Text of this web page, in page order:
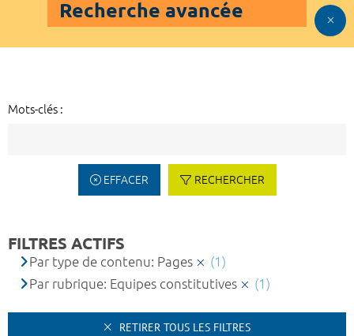
Recherche avancée
Mots-clés :
EFFACER RECHERCHER
FILTRES ACTIFS
Par type de contenu: Pages
(1)
Par rubrique: Equipes constitutives
(1)
RETIRER TOUS LES FILTRES